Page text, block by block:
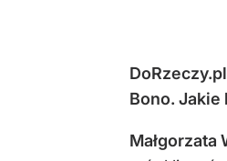
Bono. Jakie
Małgorzata